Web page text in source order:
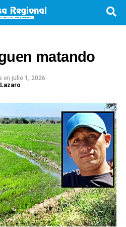
matando
en julio 1, 2026